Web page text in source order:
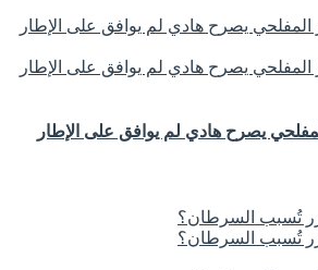
يصرح هادي لم يوافق على الإطار